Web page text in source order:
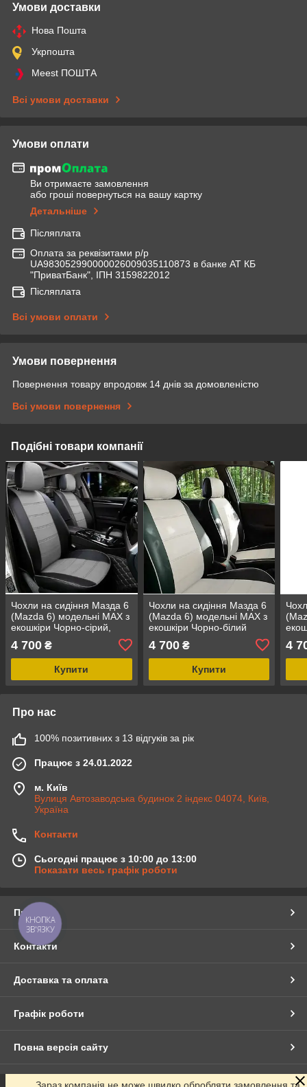
Умови доставки
Нова Пошта
Укрпошта
Meest ПОШТА
Всі умови доставки
Умови оплати
Ви отримаєте замовлення
або гроші повернуться на вашу картку
Детальніше
Післяплата
Оплата за реквізитами р/р
UA983052990000026009035110873 в банке АТ КБ
"ПриватБанк", ІПН 3159822012
Післяплата
Всі умови оплати
Умови повернення
Повернення товару впродовж 14 днів за домовленістю
Всі умови повернення
Подібні товари компанії
Чохли на сидіння Мазда 6
(Mazda 6) модельні MAX з
екошкіри Чорно-сірий,
4 700 ₴
Купити
Чохли на сидіння Мазда 6
(Mazda 6) модельні MAX з
екошкіри Чорно-білий
4 700₴
Купити
4
Про нас
100% позитивних з 13 відгуків за рік
Працює з 24.01.2022
м. Київ
Вулиця Автозаводська будинок 2 індекс 04074, Київ,
Україна
Контакти
Сьогодні працює з 10:00 до 13:00
Показати весь графік роботи
Про нас
Контакти
Доставка та оплата
Графік роботи
Повна версія сайту
Сайт створено на маркетплейсі Prom.ua
КНОПКА
ЗВ'ЯЗКУ